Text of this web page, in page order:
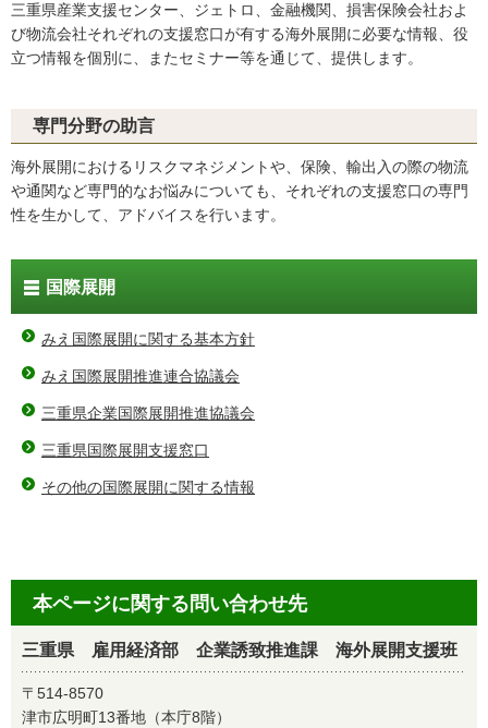
三重県産業支援センター、ジェトロ、金融機関、損害保険会社およ
び物流会社それぞれの支援窓口が有する海外展開に必要な情報、役
立つ情報を個別に、またセミナー等を通じて、提供します。
専門分野の助言
海外展開におけるリスクマネジメントや、保険、輸出入の際の物流
や通関など専門的なお悩みについても、それぞれの支援窓口の専門
性を生かして、アドバイスを行います。
国際展開
みえ国際展開に関する基本方針
みえ国際展開推進連合協議会
三重県企業国際展開推進協議会
三重県国際展開支援窓口
その他の国際展開に関する情報
本ページに関する問い合わせ先
三重県 雇用経済部 企業誘致推進課 海外展開支援班
〒514-8570
津市広明町13番地（本庁8階）